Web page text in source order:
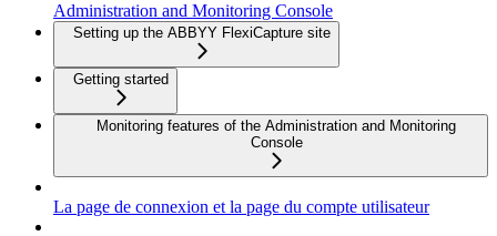
Administration and Monitoring Console
Setting up the ABBYY FlexiCapture site
Getting started
Monitoring features of the Administration and Monitoring
Console
La page de connexion et la page du compte utilisateur